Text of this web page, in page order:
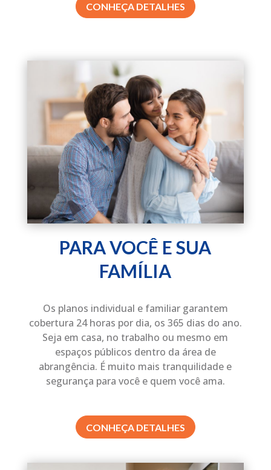
CONHEÇA DETALHES
PARA VOCÊ E SUA
FAMÍLIA
Os planos individual e familiar garantem
cobertura 24 horas por dia, os 365 dias do ano.
Seja em casa, no trabalho ou mesmo em
espaços públicos dentro da área de
abrangência. É muito mais tranquilidade e
segurança para você e quem você ama.
CONHEÇA DETALHES